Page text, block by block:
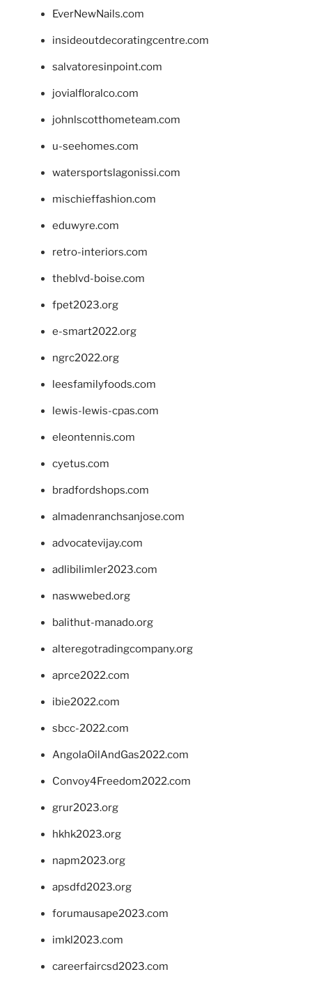
EverNewNails.com
insideoutdecoratingcentre.com
salvatoresinpoint.com
jovialfloralco.com
johnlscotthometeam.com
u-seehomes.com
watersportslagonissi.com
mischieffashion.com
eduwyre.com
retro-interiors.com
theblvd-boise.com
fpet2023.org
e-smart2022.org
ngrc2022.org
leesfamilyfoods.com
lewis-lewis-cpas.com
eleontennis.com
cyetus.com
bradfordshops.com
almadenranchsanjose.com
advocatevijay.com
adlibilimler2023.com
naswwebed.org
balithut-manado.org
alteregotradingcompany.org
aprce2022.com
ibie2022.com
sbcc-2022.com
AngolaOilAndGas2022.com
Convoy4Freedom2022.com
grur2023.org
hkhk2023.org
napm2023.org
apsdfd2023.org
forumausape2023.com
imkl2023.com
careerfaircsd2023.com